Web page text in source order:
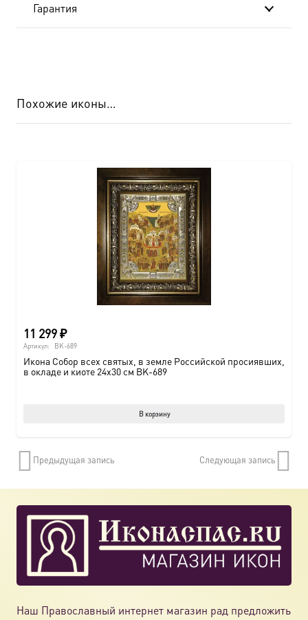
Гарантия
Похожие иконы…
11 299₽
Артикул: BK-689
Икона Собор всех святых, в земле Российской просиявших,
в окладе и киоте 24х30 см BK-689
В корзину
Предыдущая запись Следующая запись
Наш Православный интернет магазин рад предложить